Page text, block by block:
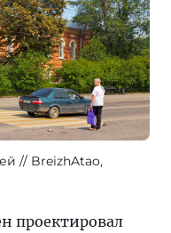
BreizhAtao,
проектировал